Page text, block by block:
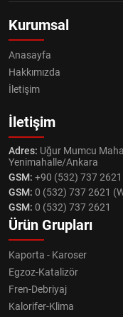
Kurumsal
Anasayfa
Hakkımızda
İletişim
İletişim
Adres: Uğur Mumcu
Yenimahalle/Ankara
GSM: +90 (532) 737 2621
GSM: 0 (532) 737 2621
GSM: 0 (532) 737 2621
Ürün Grupları
Kaporta - Karoser
Egzoz-Katalizör
Fren-Debriyaj
Kalorifer-Klima